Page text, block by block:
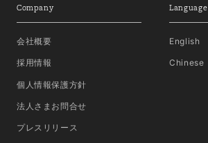
Company
会社概要
採用情報
個人情報保護方針
法人さまお問合せ
プレスリリース
Language
English
Chinese